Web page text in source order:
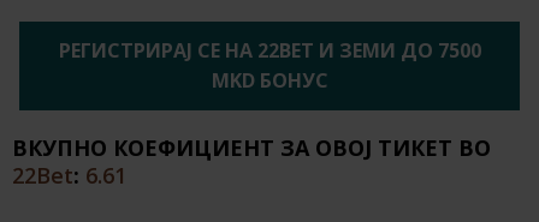
РЕГИСТРИРАЈ СЕ НА 22BET И ЗЕМИ ДО 7500
MKD БОНУС
ВКУПНО КОЕФИЦИЕНТ ЗА ОВОЈ ТИКЕТ ВО
22Bet: 6.61